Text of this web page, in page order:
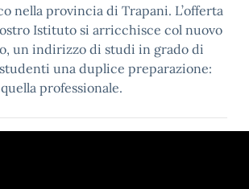
nella provincia di Trapani. L’offerta
Istituto si arricchisce col nuovo
un indirizzo di studi in grado di
una duplice preparazione:
professionale.